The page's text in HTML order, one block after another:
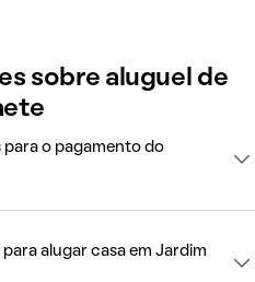
sobre aluguel de
para o pagamento do
alugar casa em Jardim